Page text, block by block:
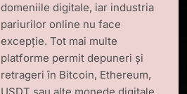
domeniile digitale, iar industria
pariurilor online nu face
excepție. Tot mai multe
platforme permit depuneri și
retrageri în Bitcoin, Ethereum,